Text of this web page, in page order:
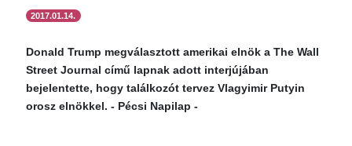
2017.01.14.
Donald Trump megválasztott amerikai elnök a The Wall
Street Journal című lapnak adott interjújában
bejelentette, hogy találkozót tervez Vlagyimir Putyin
orosz elnökkel. - Pécsi Napilap -